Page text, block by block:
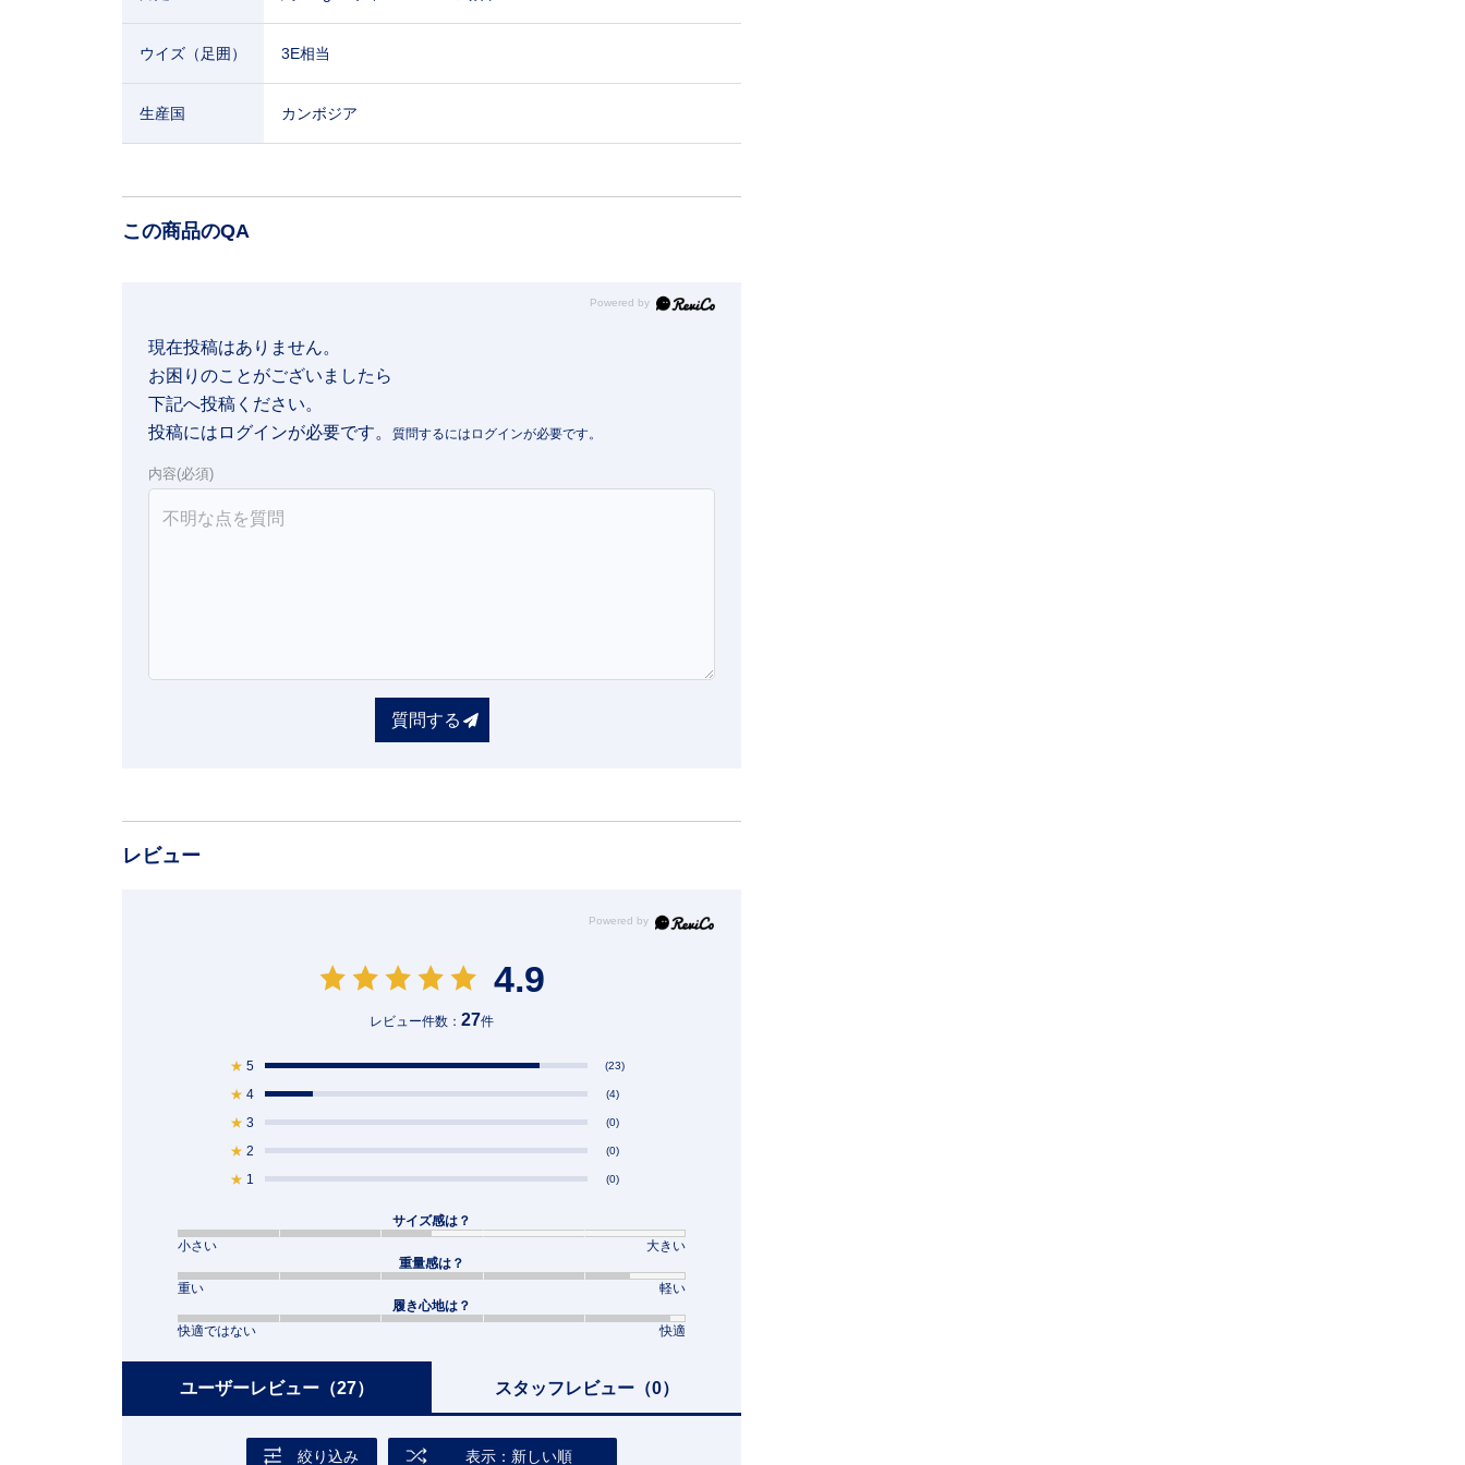
ウイズ（足囲） 3E相当
生産国 カンボジア
この商品のQA
Powered by
現在投稿はありません。
お困りのことがございましたら
下記へ投稿ください。
投稿にはログインが必要です。
内容(必須)
質問する
レビュー
4.9
レビュー件数： 27件
★ 5 (23)
★ 4 (4)
★ 3 (0)
★ 2 (0)
★ 1 (0)
サイズ感は？
小さい
大きい
重量感は？
重い
軽い
履き心地は？
快適ではない
快適
ユーザーレビュー （27） スタッフレビュー（0）
絞り込み 表示：新しい順